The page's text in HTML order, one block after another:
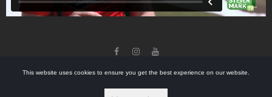
  
Copyrightsplash productions gmbh 2026
This website uses cookies to ensure you get the best experience on our website.